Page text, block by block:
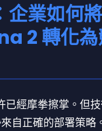
企業如何
2 轉化為
已經摩拳擦掌。但
自正確的部署策略